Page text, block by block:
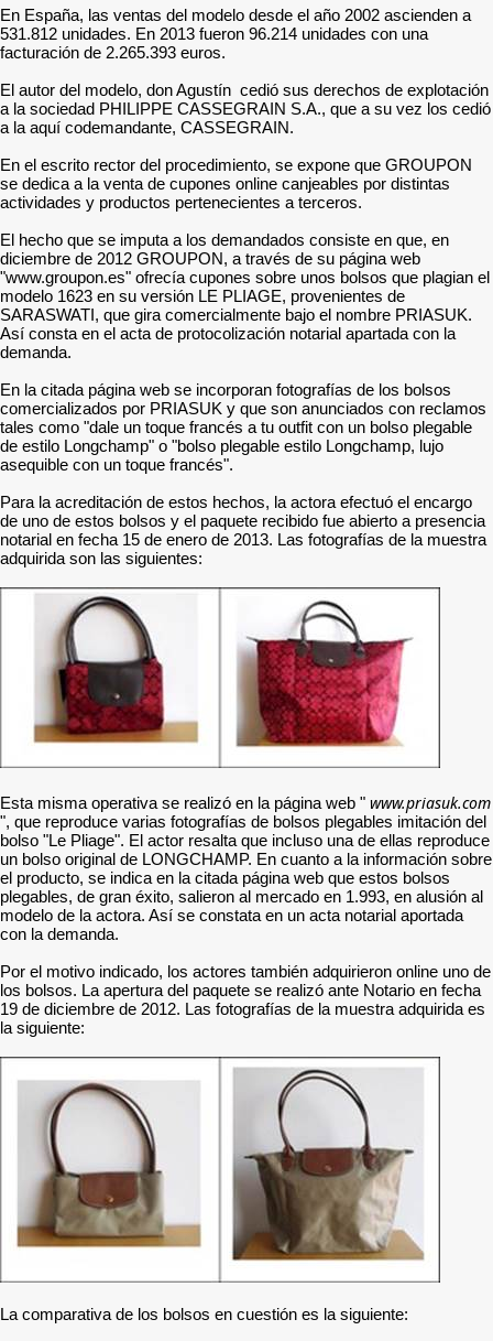
En España, las ventas del modelo desde el año 2002 ascienden a
531.812 unidades. En 2013 fueron 96.214 unidades con una
facturación de 2.265.393 euros.
El autor del modelo, don Agustín cedió sus derechos de explotación
a la sociedad PHILIPPE CASSEGRAIN S.A., que a su vez los cedió
a la aquí codemandante, CASSEGRAIN.
En el escrito rector del procedimiento, se expone que GROUPON
se dedica a la venta de cupones online canjeables por distintas
actividades y productos pertenecientes a terceros.
El hecho que se imputa a los demandados consiste en que, en
diciembre de 2012 GROUPON, a través de su página web
"www.groupon.es" ofrecía cupones sobre unos bolsos que plagian el
modelo 1623 en su versión LE PLIAGE, provenientes de
SARASWATI, que gira comercialmente bajo el nombre PRIASUK.
Así consta en el acta de protocolización notarial apartada con la
demanda.
En la citada página web se incorporan fotografías de los bolsos
comercializados por PRIASUK y que son anunciados con reclamos
tales como "dale un toque francés a tu outfit con un bolso plegable
de estilo Longchamp" o "bolso plegable estilo Longchamp, lujo
asequible con un toque francés".
Para la acreditación de estos hechos, la actora efectuó el encargo
de uno de estos bolsos y el paquete recibido fue abierto a presencia
notarial en fecha 15 de enero de 2013. Las fotografías de la muestra
adquirida son las siguientes:
Esta misma operativa se realizó en la página web " www.priasuk.com
", que reproduce varias fotografías de bolsos plegables imitación del
bolso "Le Pliage". El actor resalta que incluso una de ellas reproduce
un bolso original de LONGCHAMP. En cuanto a la información sobre
el producto, se indica en la citada página web que estos bolsos
plegables, de gran éxito, salieron al mercado en 1.993, en alusión al
modelo de la actora. Así se constata en un acta notarial aportada
con la demanda.
Por el motivo indicado, los actores también adquirieron online uno de
los bolsos. La apertura del paquete se realizó ante Notario en fecha
19 de diciembre de 2012. Las fotografías de la muestra adquirida es
la siguiente:
La comparativa de los bolsos en cuestión es la siguiente: